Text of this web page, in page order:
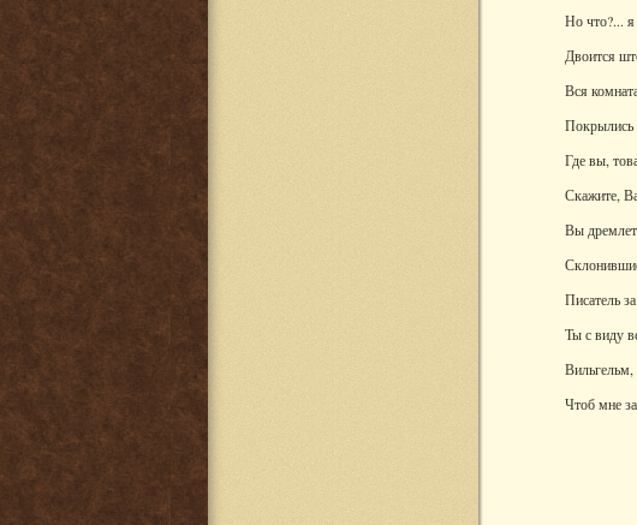
Но что?...
Двоится
Вся
Покрылись
Где вы,
Скажите,
Вы
Писатель
Ты с виду
Вильгельм,
Чтоб мне